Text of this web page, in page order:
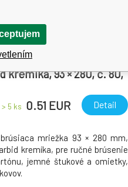
brúsiaca mriežka, zrno
kremíka, 93 × 280, č. 80,
5 ks 0.51 EUR Detail
mriežka 93 × 280 mm,
kremíka, pre ručné brúsenie
jemné štukové a omietky,